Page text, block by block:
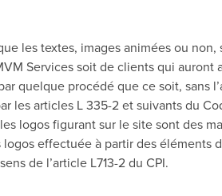
les textes, images animées ou
Services soit de clients qui auront
quelque procédé que ce soit, sans
les articles L 335-2 et suivants du
logos figurant sur le site sont des
effectuée à partir des éléments
de l’article L713-2 du CPI.